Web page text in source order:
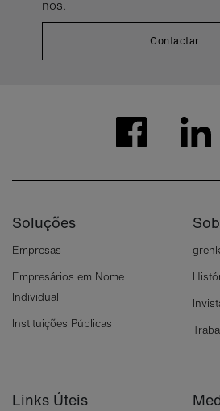
nos.
Contactar
Soluções
Empresas
Empresários em Nome
Individual
Instituições Públicas
Links Úteis